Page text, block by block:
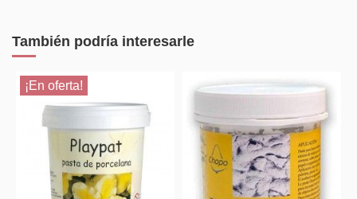
También podría interesarle